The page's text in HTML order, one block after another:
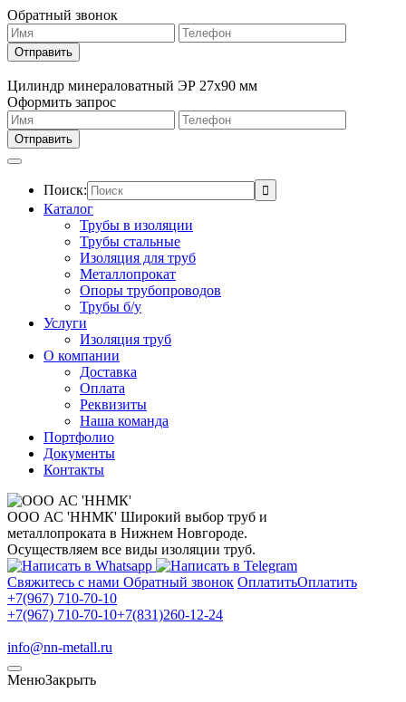
Обратный звонок
Цилиндр минераловатный ЭР 27х90 мм
Оформить запрос
Поиск:
Каталог
Трубы в изоляции
Трубы стальные
Изоляция для труб
Металлопрокат
Опоры трубопроводов
Трубы б/у
Услуги
Изоляция труб
О компании
Доставка
Оплата
Реквизиты
Наша команда
Портфолио
Документы
Контакты
ООО АС 'ННМК' Широкий выбор труб и
металлопроката в Нижнем Новгороде.
Осуществляем все виды изоляции труб.
Свяжитесь с нами Обратный звонок ОплатитьОплатить
+7(967) 710-70-10
+7(967) 710-70-10+7(831)260-12-24
info@nn-metall.ru
МенюЗакрыть